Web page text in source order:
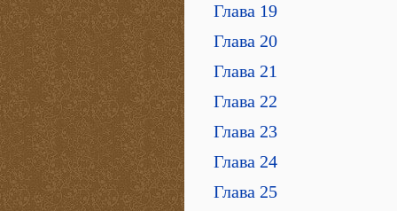
Глава 19
Глава 20
Глава 21
Глава 22
Глава 23
Глава 24
Глава 25